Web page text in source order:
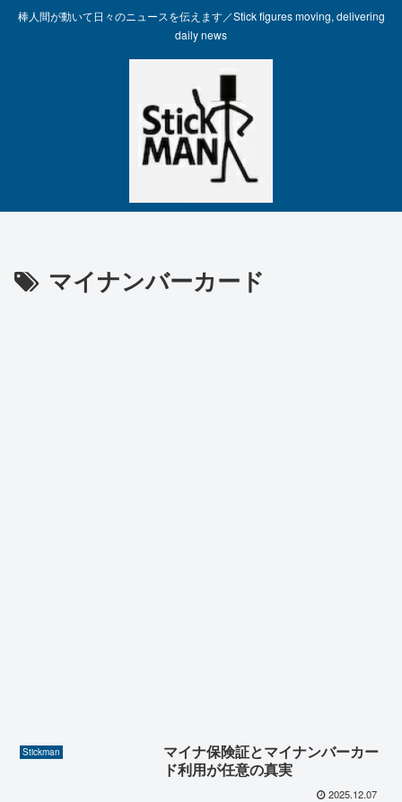
棒人間が動いて日々のニュースを伝えます／Stick figures moving, delivering
daily news
マイナンバーカード
Stickman
マイナ保険証とマイナンバーカー
ド利用が任意の真実
2025.12.07